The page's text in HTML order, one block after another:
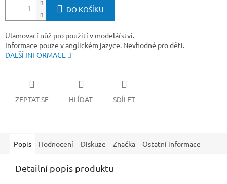
DO KOŠÍKU
Ulamovací nůž pro použití v modelářství.
Informace pouze v anglickém jazyce. Nevhodné pro děti.
DALŠÍ INFORMACE
ZEPTAT SE HLÍDAT SDÍLET
Popis Hodnocení Diskuze Značka Ostatní informace
Detailní popis produktu